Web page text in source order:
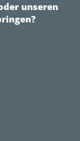
unseren